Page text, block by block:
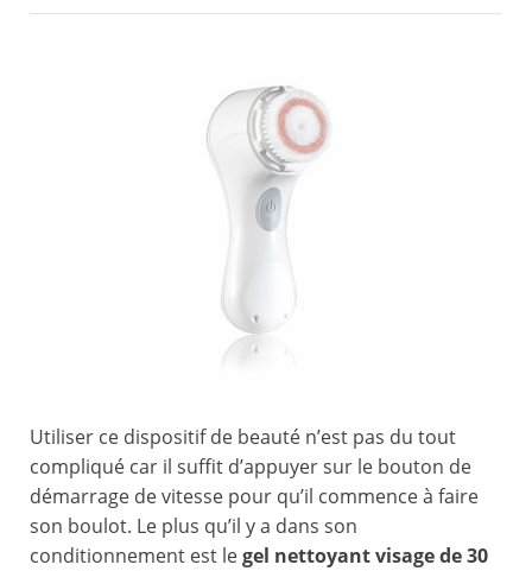
Utiliser ce dispositif de beauté n’est pas du tout
compliqué car il suffit d’appuyer sur le bouton de
démarrage de vitesse pour qu’il commence à faire
son boulot. Le plus qu’il y a dans son
conditionnement est legel nettoyant visage de 30